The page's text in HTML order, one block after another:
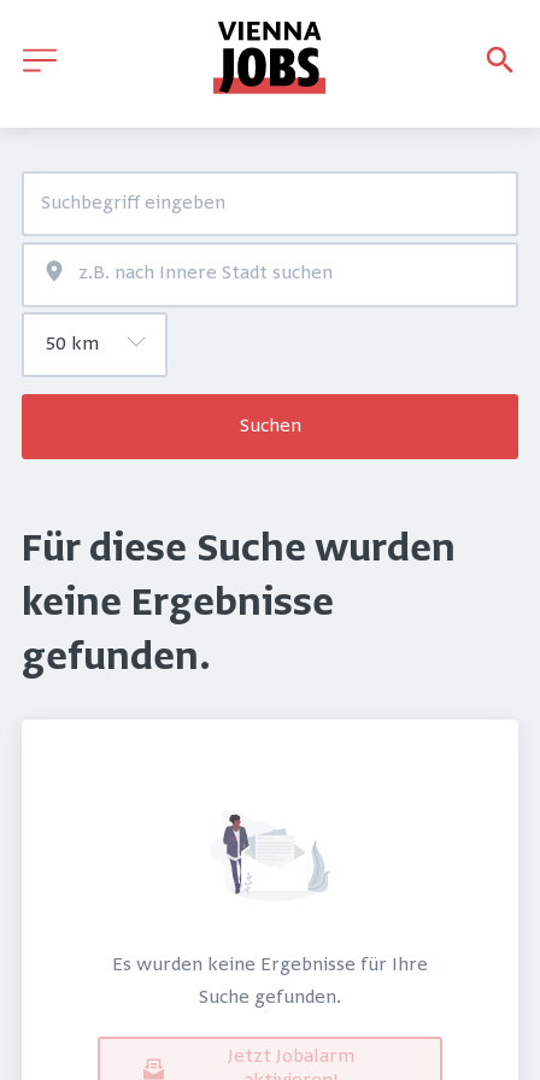
Suchen
Für diese Suche wurden
keine Ergebnisse
gefunden.
Es wurden keine Ergebnisse für Ihre
Suche gefunden.
Jetzt Jobalarm